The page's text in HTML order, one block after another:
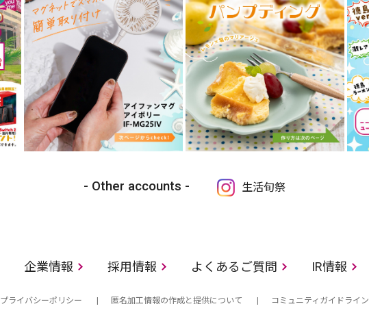
Other accounts 生活旬祭
企業情報 採用情報 よくあるご質問 IR情報
プライバシーポリシー 匿名加工情報の作成と提供について コミュニティガイドライン